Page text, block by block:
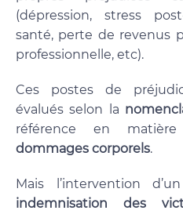
(dépression, stress
santé, perte de revenus
professionnelle, etc).
Ces postes de
évalués selon la
référence en matière
dommages corporels.
Mais l’intervention
indemnisation des